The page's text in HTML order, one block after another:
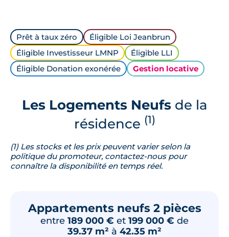
Prêt à taux zéro
Éligible Loi Jeanbrun
Éligible Investisseur LMNP
Éligible LLI
Éligible Donation exonérée
Gestion locative
Les Logements Neufsde la
résidence (1)
(1) Les stocks et les prix peuvent varier selon la
politique du promoteur, contactez-nous pour
connaître la disponibilité en temps réel.
Appartements neufs 2 pièces
entre 189 000 € et 199 000 € de
39.37 m² à 42.35 m²